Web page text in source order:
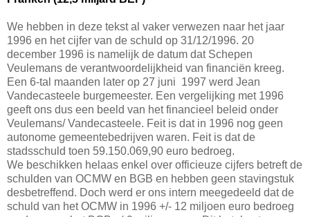
We hebben in deze tekst al vaker verwezen naar het jaar
1996 en het cijfer van de schuld op 31/12/1996. 20
december 1996 is namelijk de datum dat Schepen
Veulemans de verantwoordelijkheid van financiën kreeg.
Een 6-tal maanden later op 27 juni 1997 werd Jean
Vandecasteele burgemeester. Een vergelijking met 1996
geeft ons dus een beeld van het financieel beleid onder
Veulemans/ Vandecasteele. Feit is dat in 1996 nog geen
autonome gemeentebedrijven waren. Feit is dat de
stadsschuld toen 59.150.069,90 euro bedroeg.
We beschikken helaas enkel over officieuze cijfers betreft de
schulden van OCMW en BGB en hebben geen stavingstuk
desbetreffend. Doch werd er ons intern meegedeeld dat de
schuld van het OCMW in 1996 +/- 12 miljoen euro bedroeg